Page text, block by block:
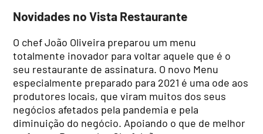
Novidades no Vista Restaurante
O chef João Oliveira preparou um menu
totalmente inovador para voltar aquele que é o
seu restaurante de assinatura. O novo Menu
especialmente preparado para 2021 é uma ode aos
produtores locais, que viram muitos dos seus
negócios afetados pela pandemia e pela
diminuição do negócio. Apoiando o que de melhor